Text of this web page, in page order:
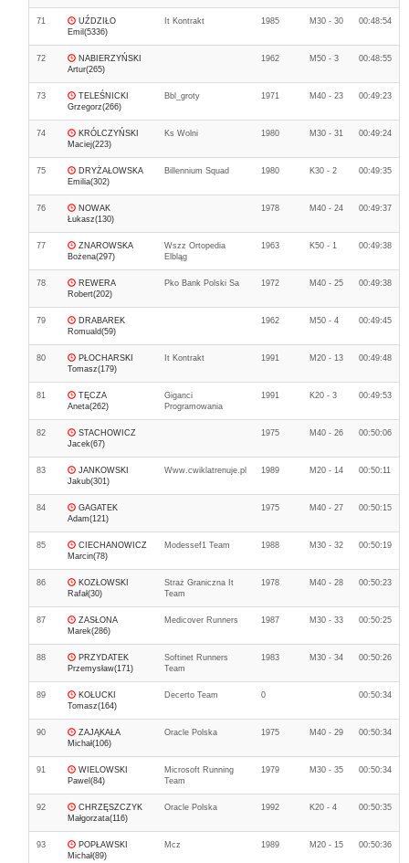
71
UŹDZIŁO
Emil(5336)
It Kontrakt 1985 M30 - 30 00:48:54
72
NABIERZYŃSKI
Artur(265)
1962 M50 - 3 00:48:55
73
TELEŚNICKI
Grzegorz(266)
Bbl_groty 1971 M40 - 23 00:49:23
74
KRÓLCZYŃSKI
Maciej(223)
Ks Wolni 1980 M30 - 31 00:49:24
75
DRYŻAŁOWSKA
Emilia(302)
Billennium Squad 1980 K30 - 2 00:49:35
76
NOWAK
Łukasz(130)
1978 M40 - 24 00:49:37
77
ZNAROWSKA
Bożena(297)
Wszz Ortopedia
Elbląg
1963 K50 - 1 00:49:38
78
REWERA
Robert(202)
Pko Bank Polski Sa 1972 M40 - 25 00:49:38
79
DRABAREK
Romuald(59)
1962 M50 - 4 00:49:45
80
PŁOCHARSKI
Tomasz(179)
It Kontrakt 1991 M20 - 13 00:49:48
81
TĘCZA
Aneta(262)
Giganci
Programowania
1991 K20 - 3 00:49:53
82
STACHOWICZ
Jacek(67)
1975 M40 - 26 00:50:06
83
JANKOWSKI
Jakub(301)
Www.cwiklatrenuje.pl 1989 M20 - 14 00:50:11
84
GAGATEK
Adam(121)
1975 M40 - 27 00:50:15
85
CIECHANOWICZ
Marcin(78)
Modessef1 Team 1988 M30 - 32 00:50:19
86
KOZŁOWSKI
Rafał(30)
Straż Graniczna It
Team
1978 M40 - 28 00:50:23
87
ZASŁONA
Marek(286)
Medicover Runners 1987 M30 - 33 00:50:25
88
PRZYDATEK
Przemysław(171)
Softinet Runners
Team
1983 M30 - 34 00:50:26
89
KOŁUCKI
Tomasz(164)
Decerto Team 0 00:50:34
90
ZAJĄKAŁA
Michał(106)
Oracle Polska 1975 M40 - 29 00:50:34
91
WIELOWSKI
Pawel(84)
Microsoft Running
Team
1979 M30 - 35 00:50:34
92
CHRZĘSZCZYK
Małgorzata(116)
Oracle Polska 1992 K20 - 4 00:50:35
93
POPŁAWSKI
Michał(89)
Mcz 1989 M20 - 15 00:50:36